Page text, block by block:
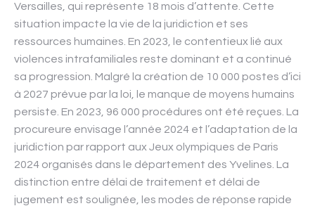
Versailles, qui représente 18 mois d’attente. Cette
situation impacte la vie de la juridiction et ses
ressources humaines. En 2023, le contentieux lié aux
violences intrafamiliales reste dominant et a continué
sa progression. Malgré la création de 10 000 postes d’ici
à 2027 prévue par la loi, le manque de moyens humains
persiste. En 2023, 96 000 procédures ont été reçues. La
procureure envisage l’année 2024 et l’adaptation de la
juridiction par rapport aux Jeux olympiques de Paris
2024 organisés dans le département des Yvelines. La
distinction entre délai de traitement et délai de
jugement est soulignée, les modes de réponse rapide